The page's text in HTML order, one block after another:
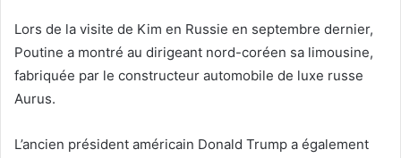
Lors de la visite de Kim en Russie en septembre dernier,
Poutine a montré au dirigeant nord-coréen sa limousine,
fabriquée par le constructeur automobile de luxe russe
Aurus.
L’ancien président américain Donald Trump a également